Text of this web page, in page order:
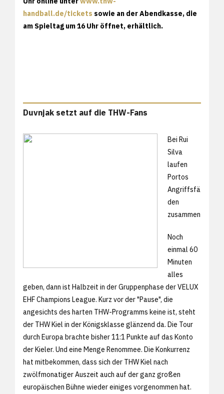
handball.de/tickets sowie an der Abendkasse, die
am Spieltag um 16 Uhr öffnet, erhältlich.
Duvnjak setzt auf die THW-Fans
Bei Rui
Silva
laufen
Portos
Angriffsfä
den
zusammen
Noch
einmal 60
Minuten
alles
geben, dann ist Halbzeit in der Gruppenphase der VELUX
EHF Champions League. Kurz vor der "Pause", die
angesichts des harten THW-Programms keine ist, steht
der THW Kiel in der Königsklasse glänzend da. Die Tour
durch Europa brachte bisher 11:1 Punkte auf das Konto
der Kieler. Und eine Menge Renommee. Die Konkurrenz
hat mitbekommen, dass sich der THW Kiel nach
zwölfmonatiger Auszeit auch auf der ganz großen
europäischen Bühne wieder einiges vorgenommen hat.